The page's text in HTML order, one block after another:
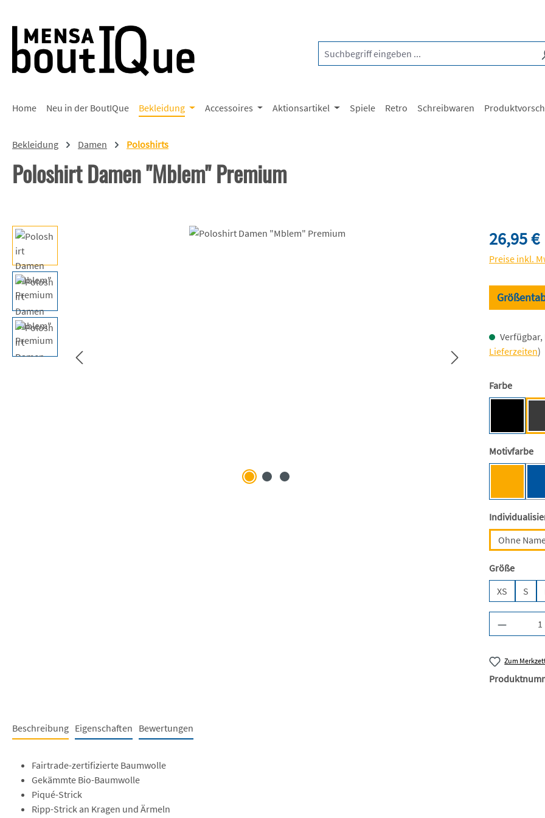
Home Neu in der BoutIQue Bekleidung Accessoires Aktionsartikel Spiele Retro Schreibwaren
Bekleidung Damen Poloshirts
Poloshirt Damen "Mblem" Premium
Bildergalerie überspringen Regulärer
26,95 €
Preise inkl.
Verfügbar,
Lieferzeiten)
Farbe
Motivfarbe
Ohne
Größe
XS
S
Zum
Beschreibung Eigenschaften Bewertungen
Fairtrade-zertifizierte Baumwolle
Gekämmte Bio-Baumwolle
Piqué-Strick
Ripp-Strick an Kragen und Ärmeln